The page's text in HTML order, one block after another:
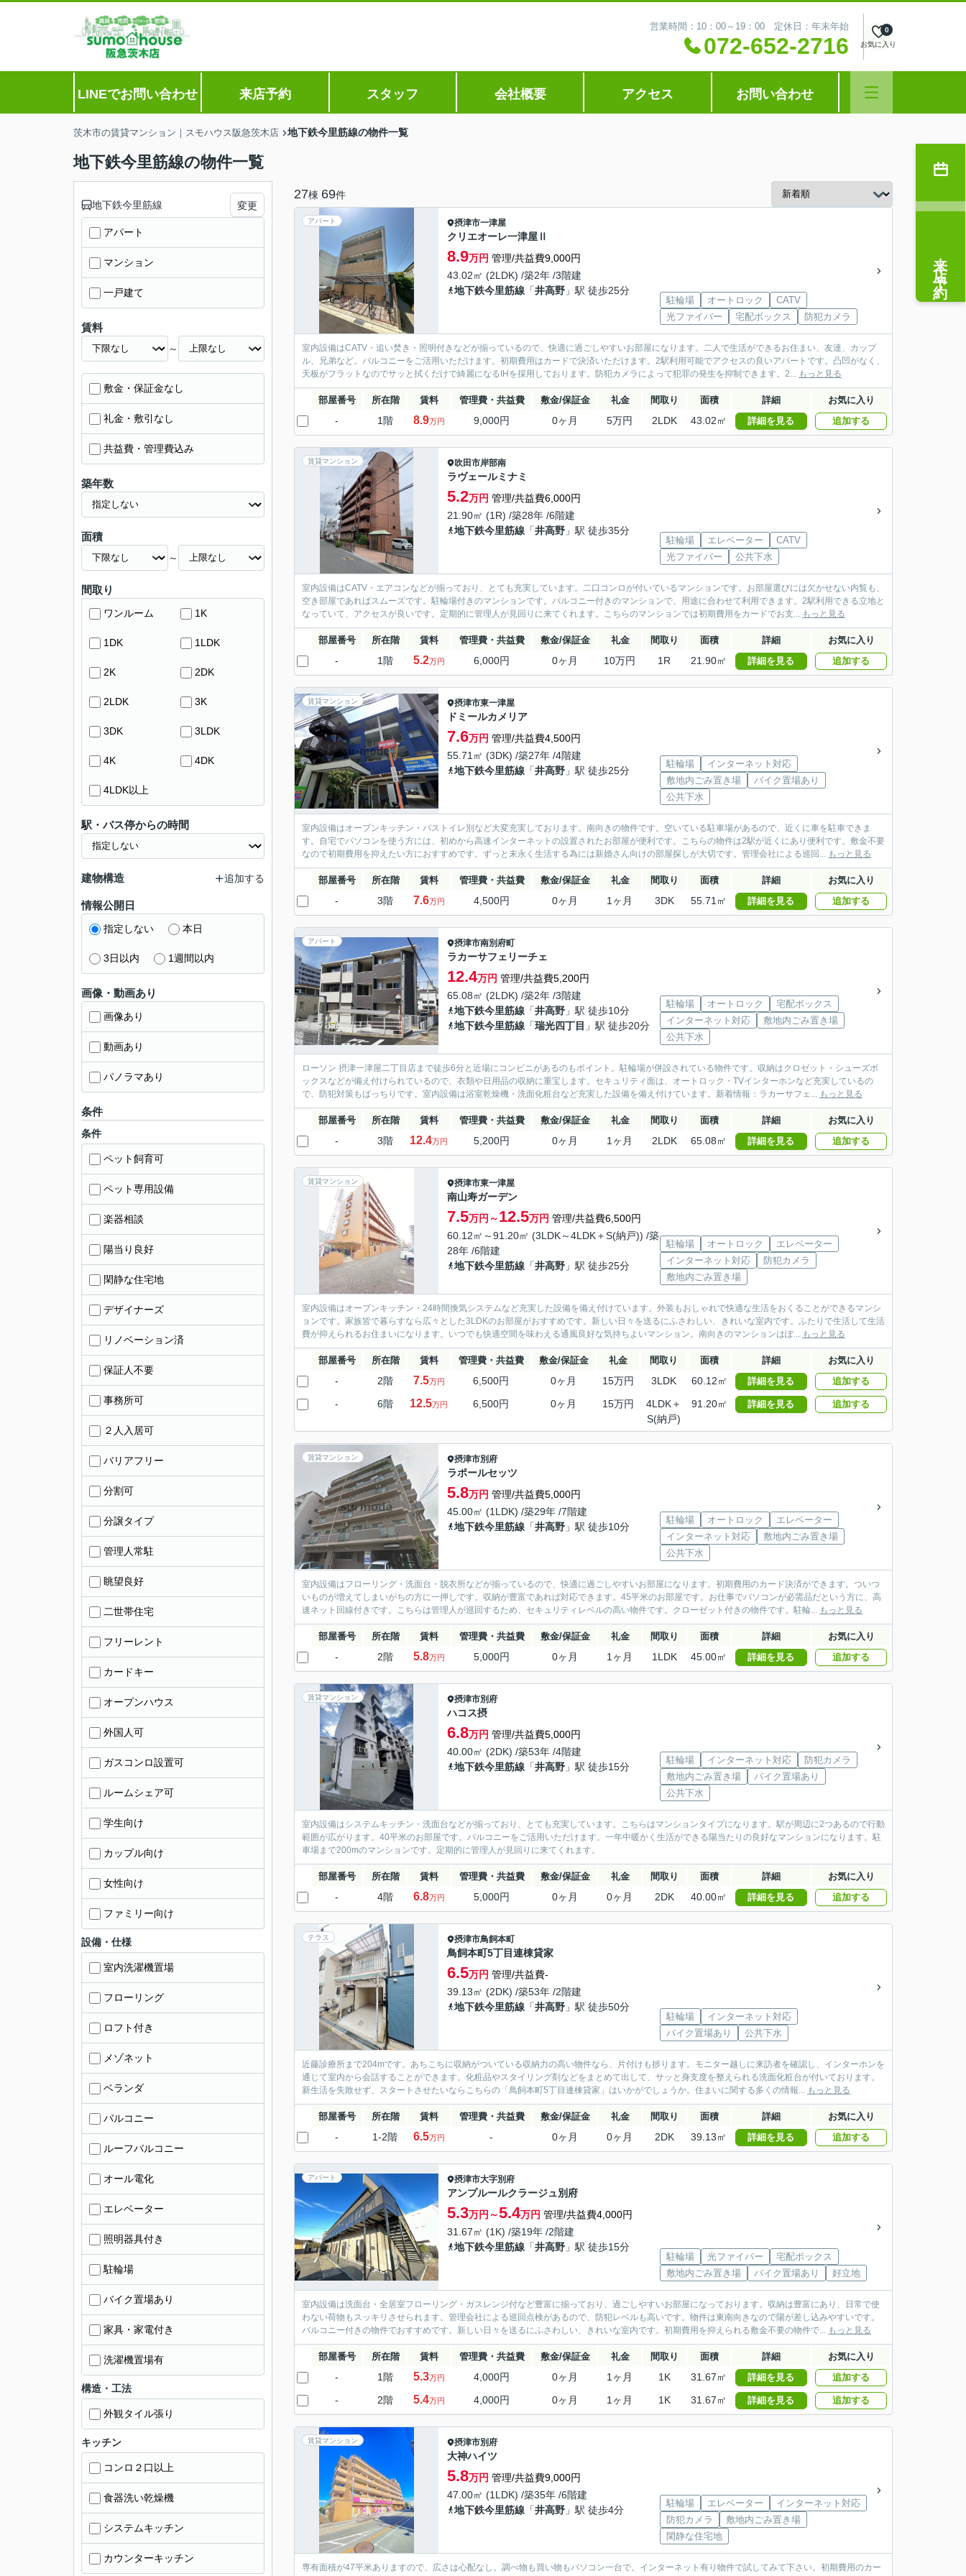
営業時間：10：00～19：00 定休日：年末年始
072-652-2716 お気に入り
0
LINEでお問い合わせ 来店予約 スタッフ 会社概要 アクセス お問い合わせ
茨木市の賃貸マンション｜スモハウス阪急茨木店 地下鉄今里筋線の物件一覧
地下鉄今里筋線の物件一覧
27棟 69件
アパート 摂津市一津屋
クリエオーレ一津屋Ⅱ
8.9万円 管理/共益費9,000円
43.02㎡ (2LDK) /築2年 /3階建
地下鉄今里筋線 「井高野 」駅 徒歩25分
駐輪場 オートロック
CATV
光ファイバー
宅配ボックス 防犯カメラ
室内設備はCATV・追い焚き・照明付きなどが揃っているので、快適に過ごしやすいお部屋になります。二人で生活ができるお住まい、友達、カップ
ル、兄弟など。バルコニーをご活用いただけます。初期費用はカードで決済いただけます。2駅利用可能でアクセスの良いアパートです。凸凹がなく、
天板がフラットなのでサッと拭くだけで綺麗になるIHを採用しております。防犯カメラによって犯罪の発生を抑制できます。2... もっと見る
部屋番号 所在階 賃料 管理費・共益費 敷金/保証金 礼金 間取り 面積 詳細 お気に入り
- 1階 8.9万円 9,000円 0ヶ月 5万円 2LDK 43.02㎡ 詳細を見る 追加する
賃貸マンション 吹田市岸部南
ラヴェールミナミ
5.2万円 管理/共益費6,000円
21.90㎡ (1R) /築28年 /6階建
地下鉄今里筋線 「井高野 」駅 徒歩35分
駐輪場 エレベーター
CATV
光ファイバー
公共下水
室内設備はCATV・エアコンなどが揃っており、とても充実しています。二口コンロが付いているマンションです。お部屋選びには欠かせない内覧も、
空き部屋であればスムーズです。駐輪場付きのマンションです。バルコニー付きのマンションで、用途に合わせて利用できます。2駅利用できる立地と
なっていて、アクセスが良いです。定期的に管理人が見回りに来てくれます。こちらのマンションでは初期費用をカードでお支... もっと見る
部屋番号 所在階 賃料 管理費・共益費 敷金/保証金 礼金 間取り 面積 詳細 お気に入り
- 1階 5.2万円 6,000円 0ヶ月 10万円 1R 21.90㎡ 詳細を見る 追加する
賃貸マンション 摂津市東一津屋
ドミールカメリア
7.6万円 管理/共益費4,500円
55.71㎡ (3DK) /築27年 /4階建
地下鉄今里筋線 「井高野 」駅 徒歩25分
駐輪場
インターネット対応
敷地内ごみ置き場
バイク置場あり
公共下水
室内設備はオープンキッチン・バストイレ別など大変充実しております。南向きの物件です。空いている駐車場があるので、近くに車を駐車できま
す。自宅でパソコンを使う方には、初めから高速インターネットの設置されたお部屋が便利です。こちらの物件は2駅が近くにあり便利です。敷金不要
なので初期費用を抑えたい方におすすめです。ずっと末永く生活する為には新婚さん向けの部屋探しが大切です。管理会社による巡回... もっと見る
部屋番号 所在階 賃料 管理費・共益費 敷金/保証金 礼金 間取り 面積 詳細 お気に入り
- 3階 7.6万円 4,500円 0ヶ月 1ヶ月 3DK 55.71㎡ 詳細を見る 追加する
アパート 摂津市南別府町
ラカーサフェリーチェ
12.4万円 管理/共益費5,200円
65.08㎡ (2LDK) /築2年 /3階建
地下鉄今里筋線 「井高野 」駅 徒歩10分
地下鉄今里筋線 「瑞光四丁目 」駅 徒歩20分
駐輪場 オートロック
宅配ボックス
インターネット対応
敷地内ごみ置き場
公共下水
ローソン 摂津一津屋二丁目店まで徒歩6分と近場にコンビニがあるのもポイント。駐輪場が併設されている物件です。収納はクロゼット・シューズボ
ックスなどが備え付けられているので、衣類や日用品の収納に重宝します。セキュリティ面は、オートロック・TVインターホンなど充実しているの
で、防犯対策もばっちりです。室内設備は浴室乾燥機・洗面化粧台など充実した設備を備え付けています。新着情報：ラカーサフェ... もっと見る
部屋番号 所在階 賃料 管理費・共益費 敷金/保証金 礼金 間取り 面積 詳細 お気に入り
- 3階 12.4万円 5,200円 0ヶ月 1ヶ月 2LDK 65.08㎡ 詳細を見る 追加する
賃貸マンション 摂津市東一津屋
南山寿ガーデン
7.5万円～12.5万円 管理/共益費6,500円
60.12㎡～91.20㎡ (3LDK～4LDK＋S(納戸)) /築
28年 /6階建
地下鉄今里筋線 「井高野 」駅 徒歩25分
駐輪場 オートロック
エレベーター
インターネット対応
防犯カメラ
敷地内ごみ置き場
室内設備はオープンキッチン・24時間換気システムなど充実した設備を備え付けています。外装もおしゃれで快適な生活をおくることができるマンシ
ョンです。家族皆で暮らすなら広々とした3LDKのお部屋がおすすめです。新しい日々を送るにふさわしい、きれいな室内です。ふたりで生活して生活
費が抑えられるお住まいになります。いつでも快適空間を味わえる通風良好な気持ちよいマンション。南向きのマンションはぽ... もっと見る
部屋番号 所在階 賃料 管理費・共益費 敷金/保証金 礼金 間取り 面積 詳細 お気に入り
- 2階 7.5万円 6,500円 0ヶ月 15万円 3LDK 60.12㎡ 詳細を見る 追加する
- 6階 12.5万円 6,500円 0ヶ月 15万円
4LDK＋
S(納戸)
91.20㎡ 詳細を見る 追加する
賃貸マンション 摂津市別府
ラポールセッツ
5.8万円 管理/共益費5,000円
45.00㎡ (1LDK) /築29年 /7階建
地下鉄今里筋線 「井高野 」駅 徒歩10分
駐輪場 オートロック
エレベーター
インターネット対応
敷地内ごみ置き場
公共下水
室内設備はフローリング・洗面台・脱衣所などが揃っているので、快適に過ごしやすいお部屋になります。初期費用のカード決済ができます。ついつ
いものが増えてしまいがちの方に一押しです。収納が豊富であれば対応できます。45平米のお部屋です。お仕事でパソコンが必需品だという方に、高
速ネット回線付きです。こちらは管理人が巡回するため、セキュリティレベルの高い物件です。クローゼット付きの物件です。駐輪... もっと見る
部屋番号 所在階 賃料 管理費・共益費 敷金/保証金 礼金 間取り 面積 詳細 お気に入り
- 2階 5.8万円 5,000円 0ヶ月 1ヶ月 1LDK 45.00㎡ 詳細を見る 追加する
賃貸マンション 摂津市別府
ハコス摂
6.8万円 管理/共益費5,000円
40.00㎡ (2DK) /築53年 /4階建
地下鉄今里筋線 「井高野 」駅 徒歩15分
駐輪場 インターネット対応
防犯カメラ
敷地内ごみ置き場
バイク置場あり
公共下水
室内設備はシステムキッチン・洗面台などが揃っており、とても充実しています。こちらはマンションタイプになります。駅が周辺に2つあるので行動
範囲が広がります。40平米のお部屋です。バルコニーをご活用いただけます。一年中暖かく生活ができる陽当たりの良好なマンションになります。駐
車場まで200mのマンションです。定期的に管理人が見回りに来てくれます。
部屋番号 所在階 賃料 管理費・共益費 敷金/保証金 礼金 間取り 面積 詳細 お気に入り
- 4階 6.8万円 5,000円 0ヶ月 0ヶ月 2DK 40.00㎡ 詳細を見る 追加する
テラス 摂津市鳥飼本町
鳥飼本町5丁目連棟貸家
6.5万円 管理/共益費-
39.13㎡ (2DK) /築53年 /2階建
地下鉄今里筋線 「井高野 」駅 徒歩50分
駐輪場
インターネット対応
バイク置場あり
公共下水
近藤診療所まで204mです。あちこちに収納がついている収納力の高い物件なら、片付けも捗ります。モニター越しに来訪者を確認し、インターホンを
通じて室内から会話することができます。化粧品やスタイリング剤などをまとめて出して、サッと身支度を整えられる洗面化粧台が付いております。
新生活を失敗せず、スタートさせたいならこちらの「鳥飼本町5丁目連棟貸家」はいかがでしょうか。住まいに関する多くの情報... もっと見る
部屋番号 所在階 賃料 管理費・共益費 敷金/保証金 礼金 間取り 面積 詳細 お気に入り
- 1-2階 6.5万円 - 0ヶ月 0ヶ月 2DK 39.13㎡ 詳細を見る 追加する
アパート 摂津市大字別府
アンプルールクラージュ別府
5.3万円～5.4万円 管理/共益費4,000円
31.67㎡ (1K) /築19年 /2階建
地下鉄今里筋線 「井高野 」駅 徒歩15分
駐輪場 光ファイバー
宅配ボックス
敷地内ごみ置き場
バイク置場あり 好立地
室内設備は洗面台・全居室フローリング・ガスレンジ付など豊富に揃っており、過ごしやすいお部屋になっております。収納は豊富にあり、日常で使
わない荷物もスッキリさせられます。管理会社による巡回点検があるので、防犯レベルも高いです。物件は東南向きなので陽が差し込みやすいです。
バルコニー付きの物件でおすすめです。新しい日々を送るにふさわしい、きれいな室内です。初期費用を抑えられる敷金不要の物件で... もっと見る
部屋番号 所在階 賃料 管理費・共益費 敷金/保証金 礼金 間取り 面積 詳細 お気に入り
- 1階 5.3万円 4,000円 0ヶ月 1ヶ月 1K 31.67㎡ 詳細を見る 追加する
- 2階 5.4万円 4,000円 0ヶ月 1ヶ月 1K 31.67㎡ 詳細を見る 追加する
賃貸マンション 摂津市別府
大神ハイツ
5.8万円 管理/共益費9,000円
47.00㎡ (1LDK) /築35年 /6階建
地下鉄今里筋線 「井高野 」駅 徒歩4分
駐輪場 エレベーター
インターネット対応
防犯カメラ
敷地内ごみ置き場
閑静な住宅地
専有面積が47平米ありますので、広さは心配なし。調べ物も買い物もパソコン一台で。インターネット有り物件で試してみて下さい。初期費用のカー
地下鉄今里筋線 変更
アパート
マンション
一戸建て
賃料
～
敷金・保証金なし
礼金・敷引なし
共益費・管理費込み
築年数
面積
～
間取り
ワンルーム 1K
1DK 1LDK
2K 2DK
2LDK 3K
3DK 3LDK
4K 4DK
4LDK以上
駅・バス停からの時間
建物構造 追加する
情報公開日
指定しない 本日
3日以内 1週間以内
画像・動画あり
画像あり
動画あり
パノラマあり
条件
条件
ペット飼育可
ペット専用設備
楽器相談
陽当り良好
閑静な住宅地
デザイナーズ
リノベーション済
保証人不要
事務所可
２人入居可
バリアフリー
分割可
分譲タイプ
管理人常駐
眺望良好
二世帯住宅
フリーレント
カードキー
オープンハウス
外国人可
ガスコンロ設置可
ルームシェア可
学生向け
カップル向け
女性向け
ファミリー向け
設備・仕様
室内洗濯機置場
フローリング
ロフト付き
メゾネット
ベランダ
バルコニー
ルーフバルコニー
オール電化
エレベーター
照明器具付き
駐輪場
バイク置場あり
家具・家電付き
洗濯機置場有
構造・工法
外観タイル張り
キッチン
コンロ２口以上
食器洗い乾燥機
システムキッチン
カウンターキッチン
来店予約